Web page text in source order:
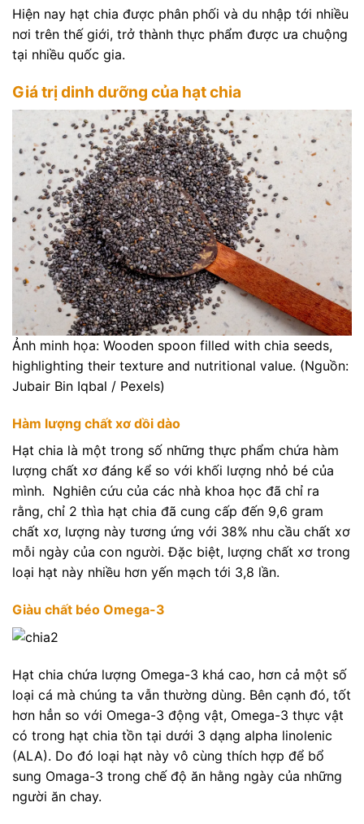
Hiện nay hạt chia được phân phối và du nhập tới nhiều
nơi trên thế giới, trở thành thực phẩm được ưa chuộng
tại nhiều quốc gia.
Giá trị dinh dưỡng của hạt chia
Ảnh minh họa: Wooden spoon filled with chia seeds,
highlighting their texture and nutritional value. (Nguồn:
Jubair Bin Iqbal / Pexels)
Hàm lượng chất xơ dồi dào
Hạt chia là một trong số những thực phẩm chứa hàm
lượng chất xơ đáng kể so với khối lượng nhỏ bé của
mình. Nghiên cứu của các nhà khoa học đã chỉ ra
rằng, chỉ 2 thìa hạt chia đã cung cấp đến 9,6 gram
chất xơ, lượng này tương ứng với 38% nhu cầu chất xơ
mỗi ngày của con người. Đặc biệt, lượng chất xơ trong
loại hạt này nhiều hơn yến mạch tới 3,8 lần.
Giàu chất béo Omega-3
Hạt chia chứa lượng Omega-3 khá cao, hơn cả một số
loại cá mà chúng ta vẫn thường dùng. Bên cạnh đó, tốt
hơn hẳn so với Omega-3 động vật, Omega-3 thực vật
có trong hạt chia tồn tại dưới 3 dạng alpha linolenic
(ALA). Do đó loại hạt này vô cùng thích hợp để bổ
sung Omaga-3 trong chế độ ăn hằng ngày của những
người ăn chay.